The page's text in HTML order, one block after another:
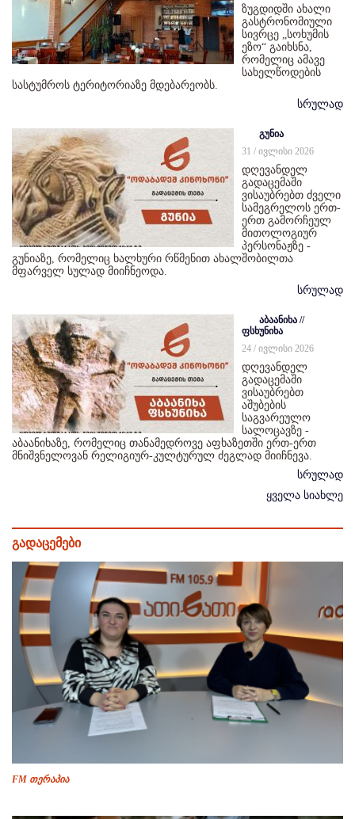
ზუგდიდში ახალი
გასტრონომიული
სივრცე „სოხუმის
ეზო“ გაიხსნა,
რომელიც ამავე
სახელწოდების
სასტუმროს ტერიტორიაზე მდებარეობს.
სრულად
გუნია
31 / ივლისი 2026
დღევანდელ
გადაცემაში
ვისაუბრებთ ძველი
სამეგრელოს ერთ-
ერთ გამორჩეულ
მითოლოგიურ
პერსონაჟზე -
გუნიაზე, რომელიც ხალხური რწმენით ახალშობილთა
მფარველ სულად მიიჩნეოდა.
სრულად
აბაანიხა //
ფსხუნიხა
24 / ივლისი 2026
დღევანდელ
გადაცემაში
ვისაუბრებთ
აშუბების
საგვარეულო
სალოცავზე -
აბაანიხაზე, რომელიც თანამედროვე აფხაზეთში ერთ-ერთ
მნიშვნელოვან რელიგიურ-კულტურულ ძეგლად მიიჩნევა.
სრულად
ყველა სიახლე
გადაცემები
FM თერაპია